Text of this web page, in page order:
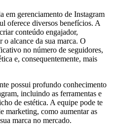
em gerenciamento de Instagram
oferece diversos benefícios. A
conteúdo engajador,
o alcance da sua marca. O
no número de seguidores,
e, consequentemente, mais
possui profundo conhecimento
incluindo as ferramentas e
de estética. A equipe pode te
marketing, como aumentar as
marca no mercado.